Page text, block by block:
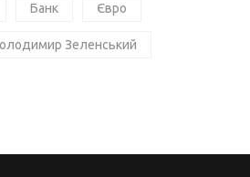
Банк Євро
Зеленський